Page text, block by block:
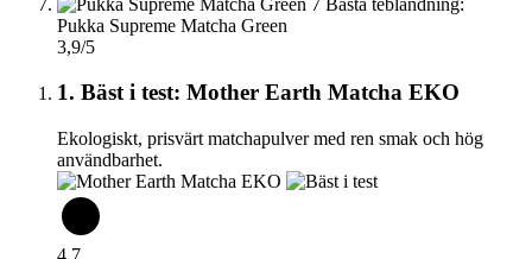
Pukka Supreme Matcha Green
3,9/5
1. Bäst i test: Mother Earth Matcha EKO
Ekologiskt, prisvärt matchapulver med ren smak och hög
användbarhet.